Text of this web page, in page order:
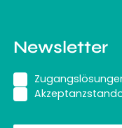
Newsletter